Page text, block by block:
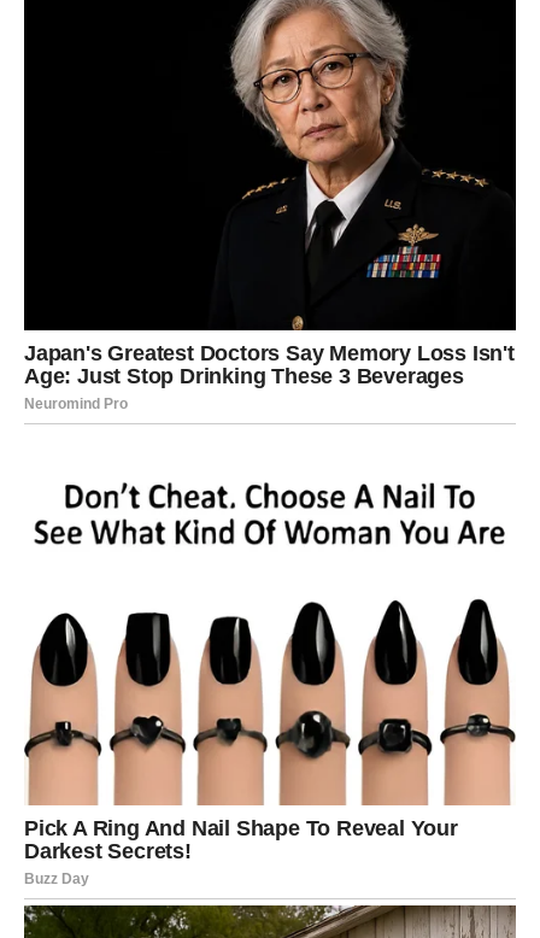
Organizacija i stabilnost.
Ne analizirajte do iscrpljenosti.
VAGA – ODLUKE KOJE SE NE
Posao:Pregovori ili dogovori.
Lekcija:Birajte sebe bez griže savesti.
ŠKORPIJA – ISTINA I
INTENZITET
Škorpija prolazi kroz snažne emotivne trenutke.
Moguće razotkrivanje nečega skrivenog.
Posao:Intuicija vas vodi ka pravoj odluci.
Lekcija: Ne testirajte ljubav sumnjom.